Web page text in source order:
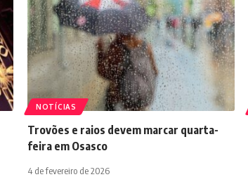
NOTÍCIAS
Trovões e raios devem marcar quarta-
feira em Osasco
4 de fevereiro de 2026